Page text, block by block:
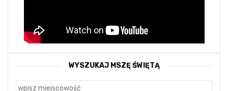
WYSZUKAJ MSZĘ ŚWIĘTĄ